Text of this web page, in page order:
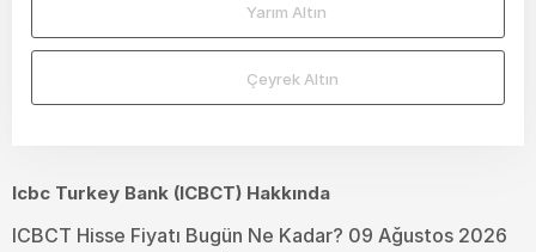
Yarım Altın
Çeyrek Altın
Icbc Turkey Bank (ICBCT) Hakkında
ICBCT Hisse Fiyatı Bugün Ne Kadar? 09 Ağustos 2026